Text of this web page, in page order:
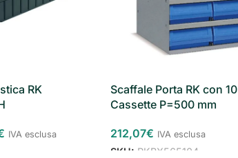
RK
IVA esclusa
Scaffale Porta RK con 10
Cassette P=500 mm
212,07€ IVA esclusa
SKU: RKBX565104